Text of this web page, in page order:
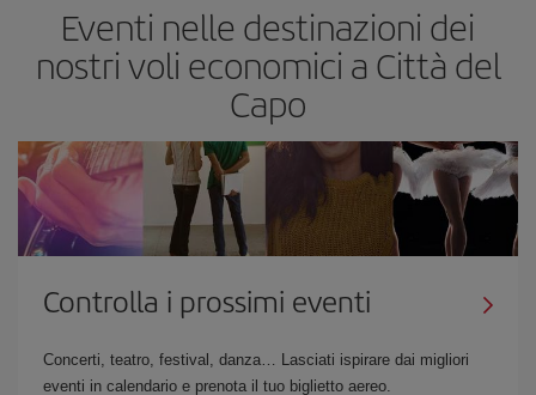
Eventi nelle destinazioni dei
nostri voli economici a Città del
Capo
Controlla i prossimi eventi
Concerti, teatro, festival, danza… Lasciati ispirare dai migliori
eventi in calendario e prenota il tuo biglietto aereo.